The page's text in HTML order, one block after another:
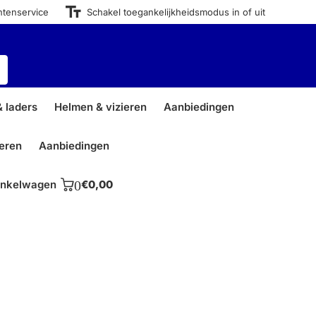
Schakel toegankelijkheidsmodus in of uit
laders Helmen & vizieren Aanbiedingen
Aanbiedingen
0€0,00